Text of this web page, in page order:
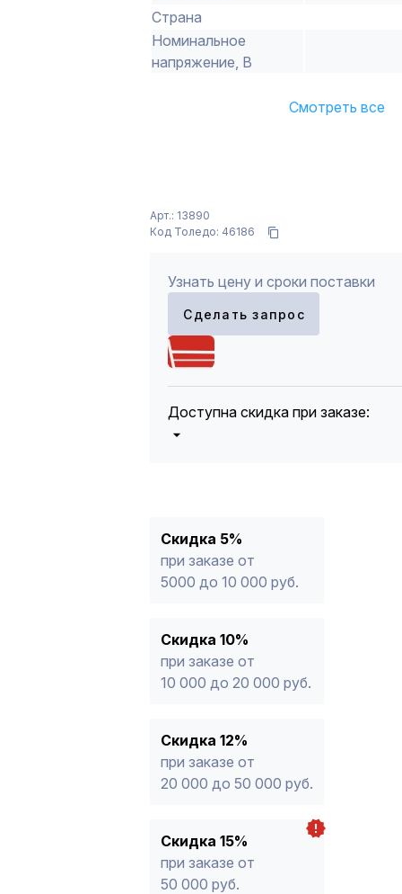
Страна
Номинальное
напряжение, В
Смотреть все
Арт.: 13890
Код Толедо: 46186
Узнать цену и сроки поставки
Сделать запрос
Доступна скидка при заказе:
* -Для заказов, состоящих
продукции, максимальная скидка
Скидка 5%
при заказе от
5000 до 10 000 руб.
Скидка 10%
при заказе от
10 000 до 20 000 руб.
Скидка 12%
при заказе от
20 000 до 50 000 руб.
Скидка 15%
при заказе от
50 000 руб.